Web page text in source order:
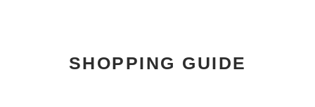
SHOPPING GUIDE